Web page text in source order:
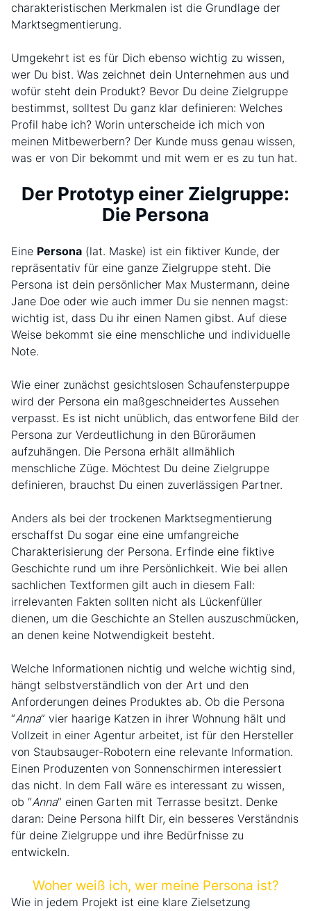
charakteristischen Merkmalen ist die Grundlage der
Marktsegmentierung.
Umgekehrt ist es für Dich ebenso wichtig zu wissen,
wer Du bist. Was zeichnet dein Unternehmen aus und
wofür steht dein Produkt? Bevor Du deine Zielgruppe
bestimmst, solltest Du ganz klar definieren: Welches
Profil habe ich? Worin unterscheide ich mich von
meinen Mitbewerbern? Der Kunde muss genau wissen,
was er von Dir bekommt und mit wem er es zu tun hat.
Der Prototyp einer Zielgruppe:
Die Persona
Eine Persona (lat. Maske) ist ein fiktiver Kunde, der
repräsentativ für eine ganze Zielgruppe steht. Die
Persona ist dein persönlicher Max Mustermann, deine
Jane Doe oder wie auch immer Du sie nennen magst:
wichtig ist, dass Du ihr einen Namen gibst. Auf diese
Weise bekommt sie eine menschliche und individuelle
Note.
Wie einer zunächst gesichtslosen Schaufensterpuppe
wird der Persona ein maßgeschneidertes Aussehen
verpasst. Es ist nicht unüblich, das entworfene Bild der
Persona zur Verdeutlichung in den Büroräumen
aufzuhängen. Die Persona erhält allmählich
menschliche Züge. Möchtest Du deine Zielgruppe
definieren, brauchst Du einen zuverlässigen Partner.
Anders als bei der trockenen Marktsegmentierung
erschaffst Du sogar eine eine umfangreiche
Charakterisierung der Persona. Erfinde eine fiktive
Geschichte rund um ihre Persönlichkeit. Wie bei allen
sachlichen Textformen gilt auch in diesem Fall:
irrelevanten Fakten sollten nicht als Lückenfüller
dienen, um die Geschichte an Stellen auszuschmücken,
an denen keine Notwendigkeit besteht.
Welche Informationen nichtig und welche wichtig sind,
hängt selbstverständlich von der Art und den
Anforderungen deines Produktes ab. Ob die Persona
“Anna” vier haarige Katzen in ihrer Wohnung hält und
Vollzeit in einer Agentur arbeitet, ist für den Hersteller
von Staubsauger-Robotern eine relevante Information.
Einen Produzenten von Sonnenschirmen interessiert
das nicht. In dem Fall wäre es interessant zu wissen,
ob “Anna” einen Garten mit Terrasse besitzt. Denke
daran: Deine Persona hilft Dir, ein besseres Verständnis
für deine Zielgruppe und ihre Bedürfnisse zu
entwickeln.
Woher weiß ich, wer meine Persona ist?
Wie in jedem Projekt ist eine klare Zielsetzung